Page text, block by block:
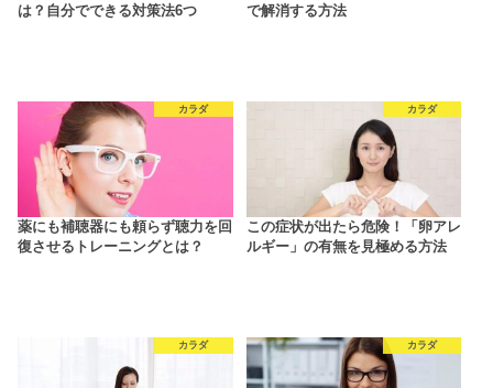
は？自分でできる対策法6つ
で解消する方法
カラダ
薬にも補聴器にも頼らず聴力を回
復させるトレーニングとは？
カラダ
この症状が出たら危険！「卵アレ
ルギー」の有無を見極める方法
カラダ カラダ